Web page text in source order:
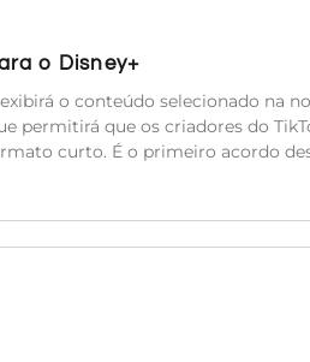
o Disney+
o conteúdo selecionado na
permitirá que os criadores do
curto. É o primeiro acordo